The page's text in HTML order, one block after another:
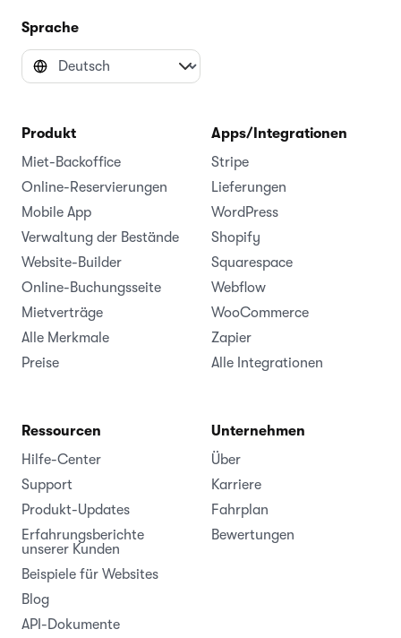
Sprache
Produkt
Miet-Backoffice
Online-Reservierungen
Mobile App
Verwaltung der Bestände
Website-Builder
Online-Buchungsseite
Mietverträge
Alle Merkmale
Preise
Apps/Integrationen
Stripe
Lieferungen
WordPress
Shopify
Squarespace
Webflow
WooCommerce
Zapier
Alle Integrationen
Ressourcen
Hilfe-Center
Support
Produkt-Updates
Erfahrungsberichte
unserer Kunden
Beispiele für Websites
Blog
API-Dokumente
Unternehmen
Über
Karriere
Fahrplan
Bewertungen